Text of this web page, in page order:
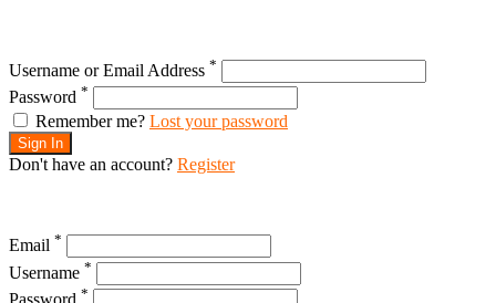
Username or Email Address *
Password *
Remember me? Lost your password
Sign In
Don't have an account? Register
Email *
Username *
Password *